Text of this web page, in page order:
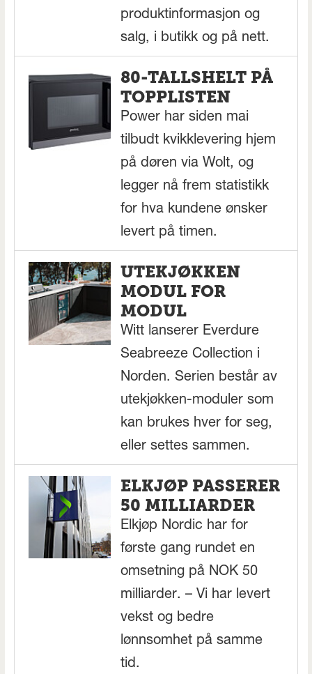
produktinformasjon og
salg, i butikk og på nett.
80-TALLSHELT PÅ
TOPPLISTEN
Power har siden mai
tilbudt kvikklevering hjem
på døren via Wolt, og
legger nå frem statistikk
for hva kundene ønsker
levert på timen.
UTEKJØKKEN
MODUL FOR
MODUL
Witt lanserer Everdure
Seabreeze Collection i
Norden. Serien består av
utekjøkken-moduler som
kan brukes hver for seg,
eller settes sammen.
ELKJØP PASSERER
50 MILLIARDER
Elkjøp Nordic har for
første gang rundet en
omsetning på NOK 50
milliarder. – Vi har levert
vekst og bedre
lønnsomhet på samme
tid.